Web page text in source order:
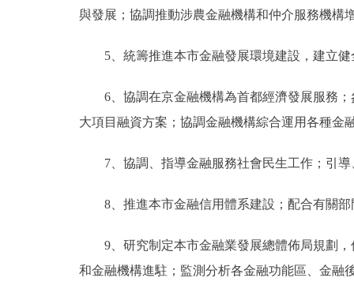
DEUTSCH
ESPAÑOL
與發展；協調推動涉農金融機構和仲介服務機構
5、統籌推進本市金融發展環境建設，建立健
6、協調在京金融機構為首都經濟發展服務；
大項目融資方案；協調金融機構綜合運用各種金
7、協調、指導金融服務社會民生工作；引導
8、推進本市金融信用體系建設；配合有關部
9、研究制定本市金融業發展總體佈局規劃，
和金融機構進駐；監測分析各金融功能區、金融